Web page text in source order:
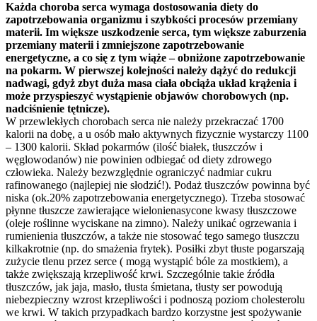
Każda choroba serca wymaga dostosowania diety do
zapotrzebowania organizmu i szybkości procesów przemiany
materii. Im większe uszkodzenie serca, tym większe zaburzenia
przemiany materii i zmniejszone zapotrzebowanie
energetyczne, a co się z tym wiąże – obniżone zapotrzebowanie
na pokarm. W pierwszej kolejności należy dążyć do redukcji
nadwagi, gdyż zbyt duża masa ciała obciąża układ krążenia i
może przyspieszyć wystąpienie objawów chorobowych (np.
nadciśnienie tętnicze).
W przewlekłych chorobach serca nie należy przekraczać 1700
kalorii na dobę, a u osób mało aktywnych fizycznie wystarczy 1100
– 1300 kalorii. Skład pokarmów (ilość białek, tłuszczów i
węglowodanów) nie powinien odbiegać od diety zdrowego
człowieka. Należy bezwzględnie ograniczyć nadmiar cukru
rafinowanego (najlepiej nie słodzić!). Podaż tłuszczów powinna być
niska (ok.20% zapotrzebowania energetycznego). Trzeba stosować
płynne tłuszcze zawierające wielonienasycone kwasy tłuszczowe
(oleje roślinne wyciskane na zimno). Należy unikać ogrzewania i
rumienienia tłuszczów, a także nie stosować tego samego tłuszczu
kilkakrotnie (np. do smażenia frytek). Posiłki zbyt tłuste pogarszają
zużycie tlenu przez serce ( mogą wystąpić bóle za mostkiem), a
także zwiększają krzepliwość krwi. Szczególnie takie źródła
tłuszczów, jak jaja, masło, tłusta śmietana, tłusty ser powodują
niebezpieczny wzrost krzepliwości i podnoszą poziom cholesterolu
we krwi. W takich przypadkach bardzo korzystne jest spożywanie